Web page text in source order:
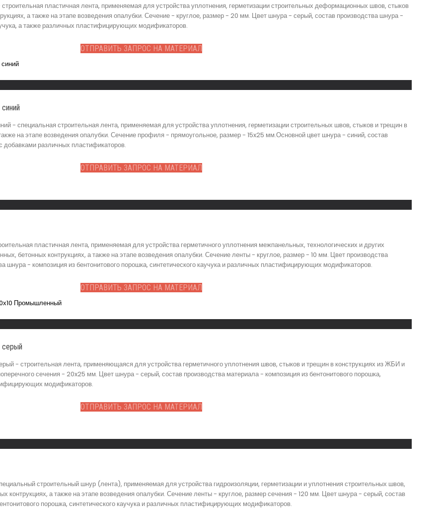
пластичная лента, применяемая для устройства уплотнения, герметизации строительных деформационных швов, стыков
а также на этапе возведения опалубки. Сечение - круглое, размер - 20 мм. Цвет шнура - серый, состав производства шнура -
а также различных пластифицирующих модификаторов.
ОТПРАВИТЬ ЗАПРОС НА МАТЕРИАЛ
- специальная строительная лента, применяемая для устройства уплотнения, герметизации строительных швов, стыков и трещин в
на этапе возведения опалубки. Сечение профиля - прямоугольное, размер - 15x25 мм.Основной цвет шнура - синий, состав
добавками различных пластификаторов.
ОТПРАВИТЬ ЗАПРОС НА МАТЕРИАЛ
пластичная лента, применяемая для устройства герметичного уплотнения межпанельных, технологических и других
бетонных контрукциях, а также на этапе возведения опалубки. Сечение ленты - круглое, размер - 10 мм. Цвет производства
шнура - композиция из бентонитового порошка, синтетического каучука и различных пластифицирующих модификаторов.
ОТПРАВИТЬ ЗАПРОС НА МАТЕРИАЛ
серый
- строительная лента, применяющаяся для устройства герметичного уплотнения швов, стыков и трещин в конструкциях из ЖБИ и
сечения - 20x25 мм. Цвет шнура - серый, состав производства материала - композиция из бентонитового порошка,
модификаторов.
ОТПРАВИТЬ ЗАПРОС НА МАТЕРИАЛ
строительный шнур (лента), применяемая для устройства гидроизоляции, герметизации и уплотнения строительных швов,
контрукциях, а также на этапе возведения опалубки. Сечение ленты - круглое, размер сечения - 120 мм. Цвет шнура - серый, состав
порошка, синтетического каучука и различных пластифицирующих модификаторов.